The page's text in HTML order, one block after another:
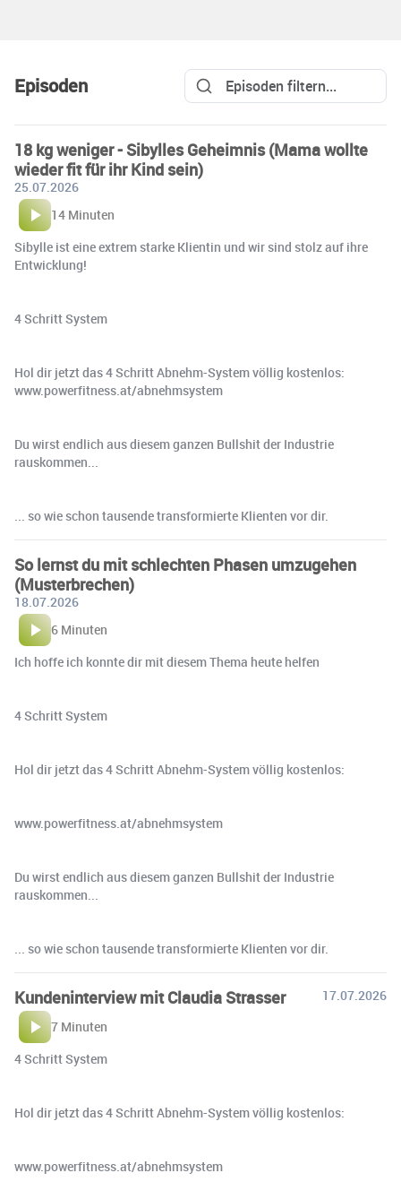
Episoden
18 kg weniger - Sibylles Geheimnis (Mama wollte
wieder fit für ihr Kind sein)
25.07.2026
14 Minuten
Sibylle ist eine extrem starke Klientin und wir sind stolz auf ihre
Entwicklung!
4 Schritt System
Hol dir jetzt das 4 Schritt Abnehm-System völlig kostenlos:
www.powerfitness.at/abnehmsystem
Du wirst endlich aus diesem ganzen Bullshit der Industrie
rauskommen...
... so wie schon tausende transformierte Klienten vor dir.
So lernst du mit schlechten Phasen umzugehen
(Musterbrechen)
18.07.2026
6 Minuten
Ich hoffe ich konnte dir mit diesem Thema heute helfen
4 Schritt System
Hol dir jetzt das 4 Schritt Abnehm-System völlig kostenlos:
www.powerfitness.at/abnehmsystem
Du wirst endlich aus diesem ganzen Bullshit der Industrie
rauskommen...
... so wie schon tausende transformierte Klienten vor dir.
Kundeninterview mit Claudia Strasser
17.07.2026
7 Minuten
4 Schritt System
Hol dir jetzt das 4 Schritt Abnehm-System völlig kostenlos:
www.powerfitness.at/abnehmsystem